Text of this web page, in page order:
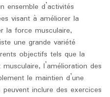
ensemble d’activités
visant à améliorer la
la force musculaire,
une grande variété
objectifs tels que la
l’amélioration des
le maintien d’une
inclure des exercices